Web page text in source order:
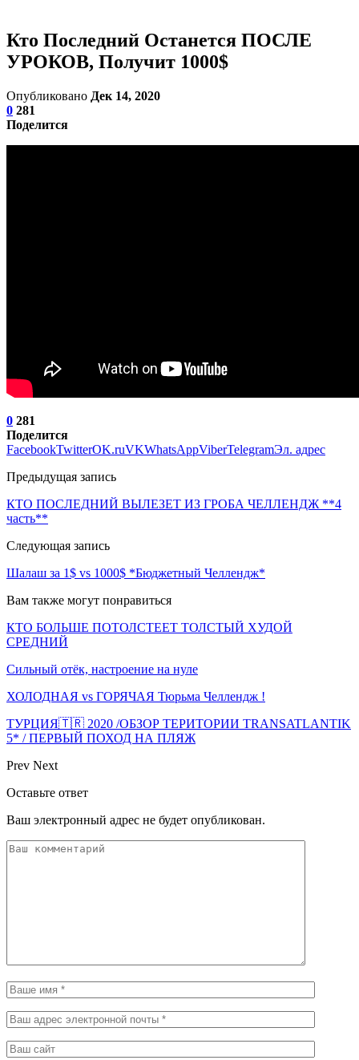
Кто Последний Останется ПОСЛЕ
УРОКОВ, Получит 1000$
Опубликовано Дек 14, 2020
0 281
Поделится
0 281
Поделится
FacebookTwitterOK.ruVKWhatsAppViberTelegramЭл. адрес
Предыдущая запись
КТО ПОСЛЕДНИЙ ВЫЛЕЗЕТ ИЗ ГРОБА ЧЕЛЛЕНДЖ **4
часть**
Следующая запись
Шалаш за 1$ vs 1000$ *Бюджетный Челлендж*
Вам также могут понравиться
КТО БОЛЬШЕ ПОТОЛСТЕЕТ ТОЛСТЫЙ ХУДОЙ
СРЕДНИЙ
Сильный отёк, настроение на нуле
ХОЛОДНАЯ vs ГОРЯЧАЯ Тюрьма Челлендж !
ТУРЦИЯ🇹🇷 2020 /ОБЗОР ТЕРИТОРИИ TRANSATLANTIK
5* / ПЕРВЫЙ ПОХОД НА ПЛЯЖ
Prev Next
Оставьте ответ
Ваш электронный адрес не будет опубликован.